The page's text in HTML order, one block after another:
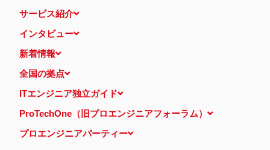
サービス紹介
インタビュー
新着情報
全国の拠点
ITエンジニア独立ガイド
ProTechOne（旧プロエンジニアフォーラム）
プロエンジニアパーティー